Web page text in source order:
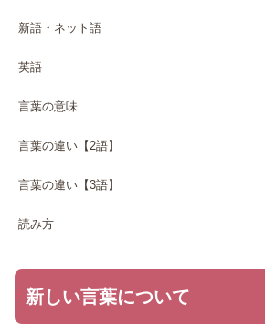
新語・ネット語
英語
言葉の意味
言葉の違い【2語】
言葉の違い【3語】
読み方
新しい言葉について